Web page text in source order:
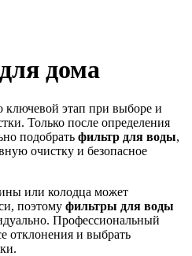
дома
этап при выборе и
Только после определения
подобрать фильтр для воды,
очистку и безопасное
или колодца может
поэтому фильтры для воды
Профессиональный
отклонения и выбрать